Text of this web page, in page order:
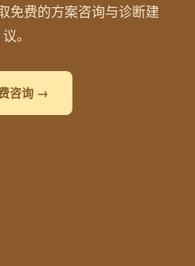
免费的方案咨询与诊断建
议。
咨询 →